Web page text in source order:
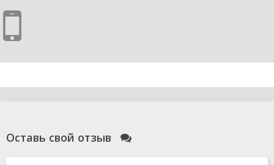
Оставь свой отзыв